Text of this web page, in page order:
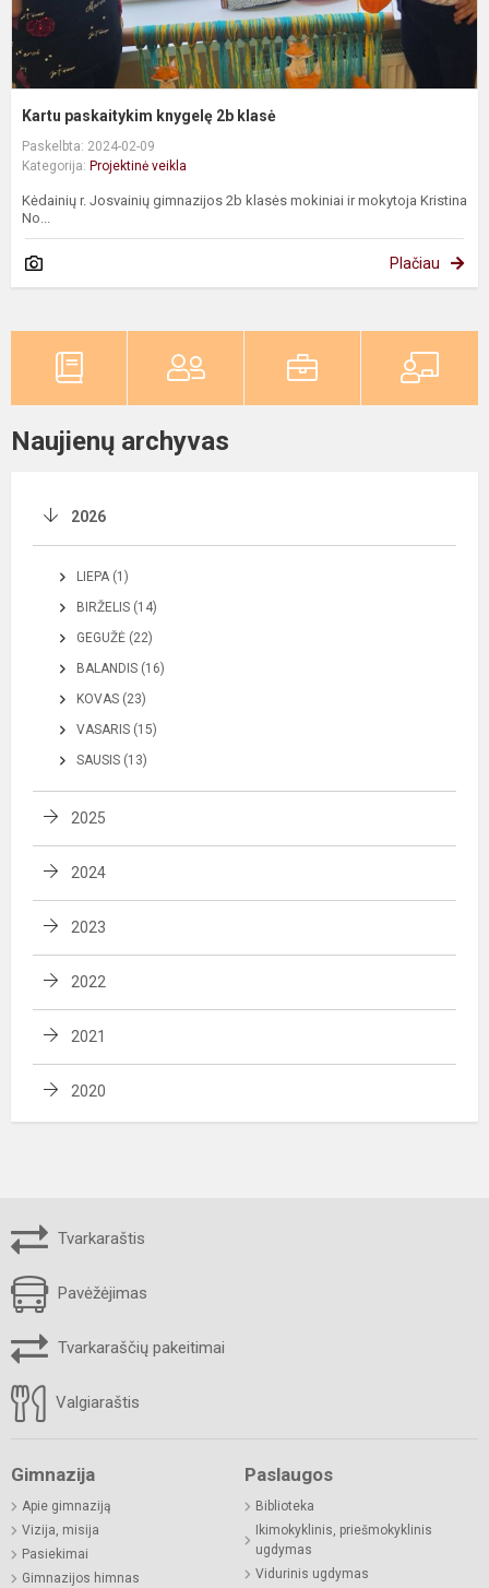
Kartu paskaitykim knygelę 2b klasė
Paskelbta: 2024-02-09
Kategorija: Projektinė veikla
Kėdainių r. Josvainių gimnazijos 2b klasės mokiniai ir mokytoja Kristina
No...
Plačiau
Naujienų archyvas
2026
LIEPA (1)
BIRŽELIS (14)
GEGUŽĖ (22)
BALANDIS (16)
KOVAS (23)
VASARIS (15)
SAUSIS (13)
2025
2024
2023
2022
2021
2020
Tvarkaraštis
Pavėžėjimas
Tvarkaraščių pakeitimai
Valgiaraštis
Gimnazija
Apie gimnaziją
Vizija, misija
Pasiekimai
Gimnazijos himnas
Paslaugos
Biblioteka
Ikimokyklinis, priešmokyklinis
ugdymas
Vidurinis ugdymas